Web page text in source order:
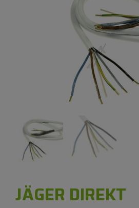
Alternative Produkte:
JÄGER DIREKT